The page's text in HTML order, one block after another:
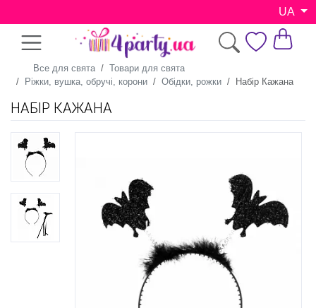
UA
Все для свята
Товари для свята
Ріжки, вушка, обручі, корони
Обідки, рожки Набір Кажана
НАБІР КАЖАНА